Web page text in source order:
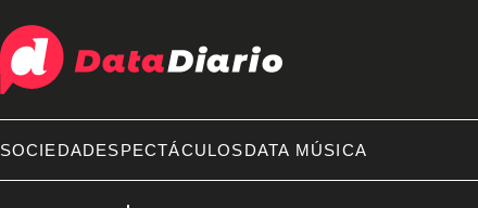
SOCIEDADESPECTÁCULOSDATA MÚSICA